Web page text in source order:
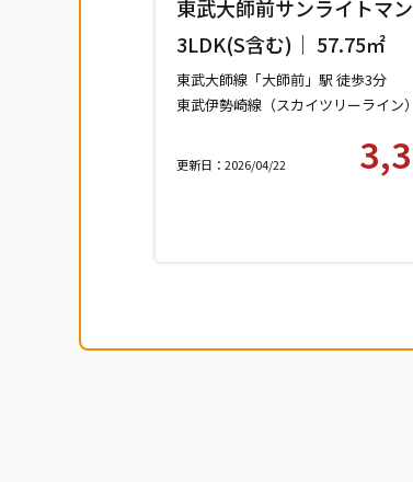
東武大師前サンライトマ
館 418号室
3LDK(S含む)｜ 57.75㎡
東武大師線「大師前」駅 徒歩3分
東武伊勢崎線（スカイツリーライン
更新日：2026/04/22